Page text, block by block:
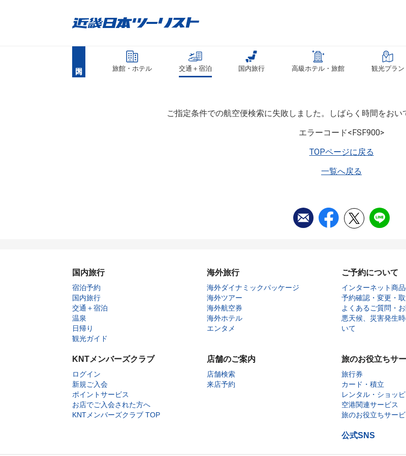
旅館・ホテル 交通＋宿泊 国内旅行 高級ホテル・旅館 観光プラン
ご指定条件での航空便検索に失敗しました。しばらく時間をおい
エラーコード<FSF900>
TOPページに戻る
一覧へ戻る
国内旅行
宿泊予約
国内旅行
交通＋宿泊
温泉
日帰り
観光ガイド
海外旅行
海外ダイナミックパッケージ
海外ツアー
海外航空券
海外ホテル
エンタメ
ご予約について
インターネット商
予約確認・変更・
よくあるご質問・
悪天候、災害発生
いて
KNTメンバーズクラブ
ログイン
新規ご入会
ポイントサービス
お店でご入会された方へ
KNTメンバーズクラブ TOP
店舗のご案内
店舗検索
来店予約
旅のお役立ちサ
旅行券
カード・積立
レンタル・ショッ
空港関連サービス
旅のお役立ちサー
公式SNS